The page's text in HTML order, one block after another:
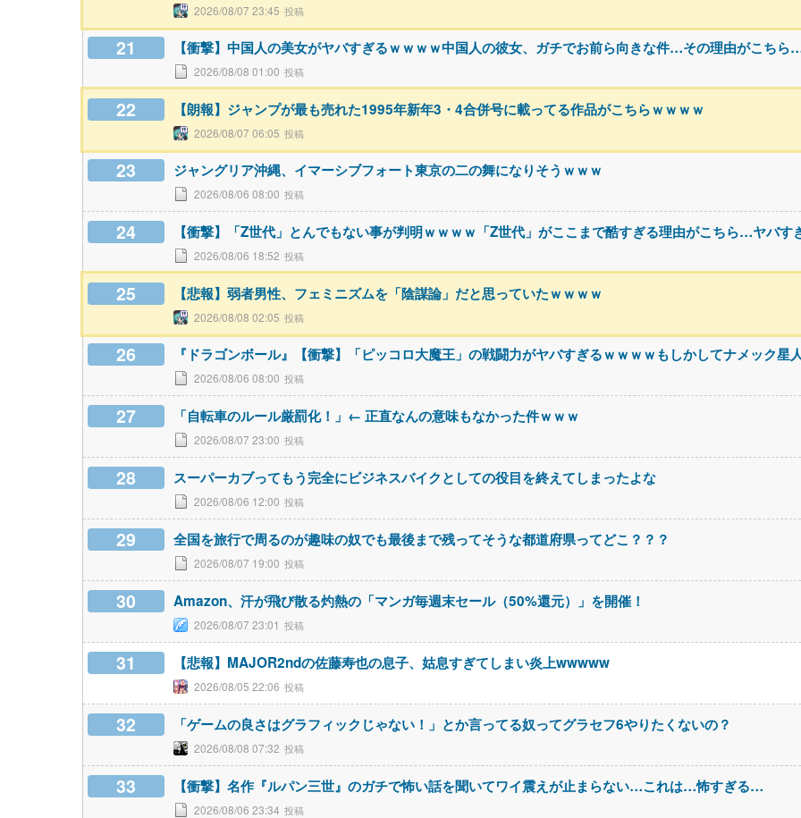
2026/08/07 23:45
21 【衝撃】中国人の美女がヤバすぎるｗｗｗｗ中国人の彼女、ガチでお前ら向きな件…その理由がこちら
2026/08/08 01:00
22 【朗報】ジャンプが最も売れた1995年新年3・4合併号に載ってる作品がこちらｗｗｗｗ
2026/08/07 06:05
23 ジャングリア沖縄、イマーシブフォート東京の二の舞になりそうｗｗｗ
2026/08/06 08:00
24 【衝撃】「Z世代」とんでもない事が判明ｗｗｗｗ「Z世代」がここまで酷すぎる理由がこちら…ヤバ
2026/08/06 18:52
25 【悲報】弱者男性、フェミニズムを「陰謀論」だと思っていたｗｗｗｗ
2026/08/08 02:05
26 『ドラゴンボール』【衝撃】「ピッコロ大魔王」の戦闘力がヤバすぎるｗｗｗｗもしかしてナメック星
2026/08/06 08:00
27 「自転車のルール厳罰化！」← 正直なんの意味もなかった件ｗｗｗ
2026/08/07 23:00
28 スーパーカブってもう完全にビジネスバイクとしての役目を終えてしまったよな
2026/08/06 12:00
29 全国を旅行で周るのが趣味の奴でも最後まで残ってそうな都道府県ってどこ？？？
2026/08/07 19:00
30 Amazon、汗が飛び散る灼熱の「マンガ毎週末セール（50%還元）」を開催！
2026/08/07 23:01
31 【悲報】MAJOR2ndの佐藤寿也の息子、姑息すぎてしまい炎上wwwww
2026/08/05 22:06
32 「ゲームの良さはグラフィックじゃない！」とか言ってる奴ってグラセフ6やりたくないの？
2026/08/08 07:32
33 【衝撃】名作『ルパン三世』のガチで怖い話を聞いてワイ震えが止まらない…これは…怖すぎる…
2026/08/06 23:34